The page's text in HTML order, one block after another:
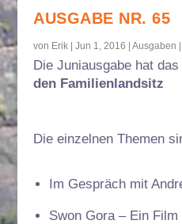
AUSGABE NR. 65
von Erik |Jun 1, 2016 |Ausgaben
Die Juniausgabe hat
den Familienlandsitz
Die einzelnen Themen
Im Gespräch mit
Swon Gora – Ein